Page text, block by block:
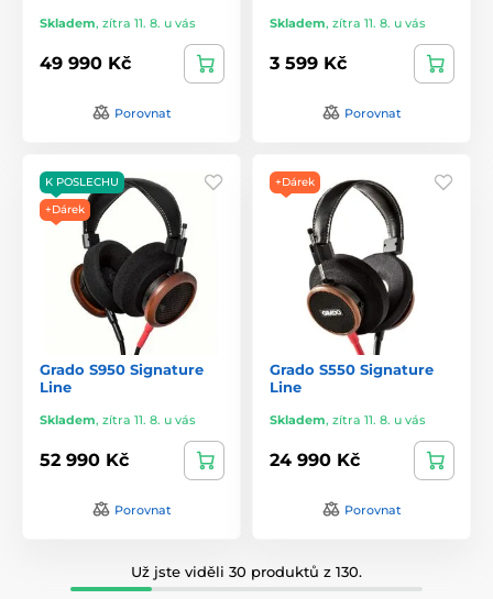
Skladem, zítra 11. 8. u vás
49 990 Kč
Porovnat
Skladem, zítra 11. 8. u vás
3 599 Kč
Porovnat
K POSLECHU
+Dárek
Grado S950 Signature
Line
Skladem, zítra 11. 8. u vás
52 990 Kč
Porovnat
+Dárek
Grado S550 Signature
Line
Skladem, zítra 11. 8. u vás
24 990 Kč
Porovnat
Už jste viděli 30 produktů z 130.